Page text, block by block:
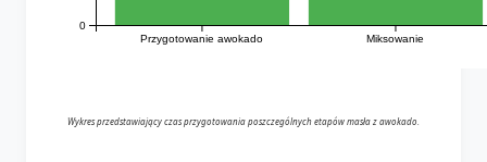
Przygotowanie awokado Miksowanie
0
Wykres przedstawiający czas przygotowania poszczególnych etapów masła z awokado.